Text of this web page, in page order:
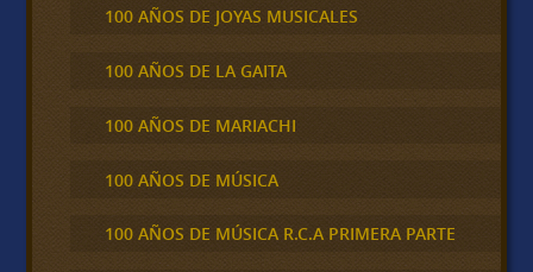
100 AÑOS DE JOYAS MUSICALES
100 AÑOS DE LA GAITA
100 AÑOS DE MARIACHI
100 AÑOS DE MÚSICA
100 AÑOS DE MÚSICA R.C.A PRIMERA PARTE